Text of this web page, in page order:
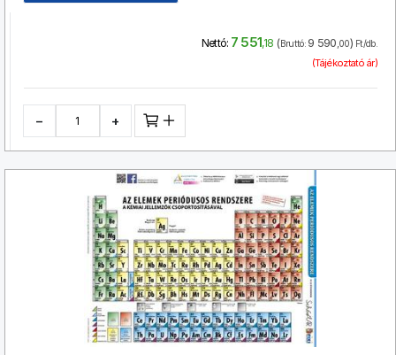
Nettó: 7 551,18 (Bruttó: 9 590,00) Ft/db.
(Tájékoztató ár)
− +